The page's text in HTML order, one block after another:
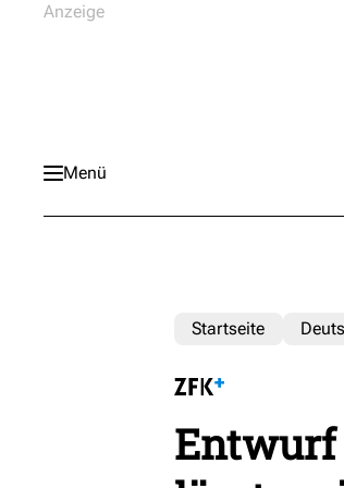
Menü
Startseite
Entwurf